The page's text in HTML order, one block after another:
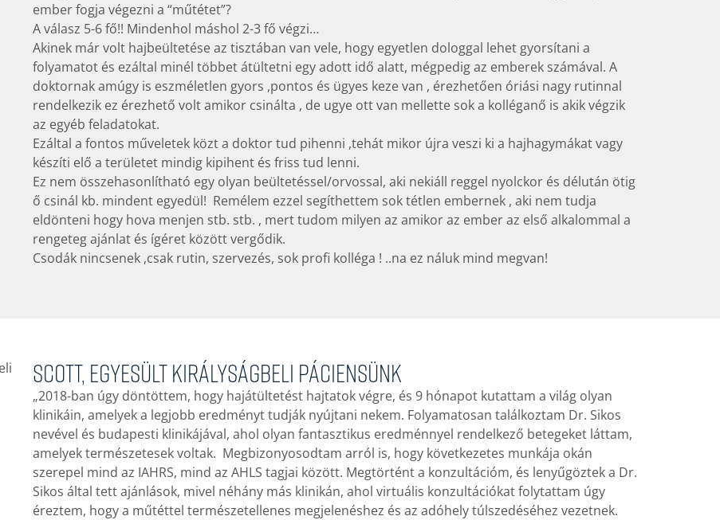
ember fogja végezni a “műtétet”?
A válasz 5-6 fő!! Mindenhol máshol 2-3 fő végzi…
Akinek már volt hajbeültetése az tisztában van vele, hogy egyetlen dologgal lehet gyorsítani a
folyamatot és ezáltal minél többet átültetni egy adott idő alatt, mégpedig az emberek számával. A
doktornak amúgy is eszméletlen gyors ,pontos és ügyes keze van , érezhetően óriási nagy rutinnal
rendelkezik ez érezhető volt amikor csinálta , de ugye ott van mellette sok a kolléganő is akik végzik
az egyéb feladatokat.
Ezáltal a fontos műveletek közt a doktor tud pihenni ,tehát mikor újra veszi ki a hajhagymákat vagy
készíti elő a területet mindig kipihent és friss tud lenni.
Ez nem összehasonlítható egy olyan beültetéssel/orvossal, aki nekiáll reggel nyolckor és délután ötig
ő csinál kb. mindent egyedül! Remélem ezzel segíthettem sok tétlen embernek , aki nem tudja
eldönteni hogy hova menjen stb. stb. , mert tudom milyen az amikor az ember az első alkalommal a
rengeteg ajánlat és ígéret között vergődik.
Csodák nincsenek ,csak rutin, szervezés, sok profi kolléga ! ..na ez náluk mind megvan!
Scott, Egyesült Királyságbeli páciensünk
„2018-ban úgy döntöttem, hogy hajátültetést hajtatok végre, és 9 hónapot kutattam a világ olyan
klinikáin, amelyek a legjobb eredményt tudják nyújtani nekem. Folyamatosan találkoztam Dr. Sikos
nevével és budapesti klinikájával, ahol olyan fantasztikus eredménnyel rendelkező betegeket láttam,
amelyek természetesek voltak. Megbizonyosodtam arról is, hogy következetes munkája okán
szerepel mind az IAHRS, mind az AHLS tagjai között. Megtörtént a konzultációm, és lenyűgöztek a Dr.
Sikos által tett ajánlások, mivel néhány más klinikán, ahol virtuális konzultációkat folytattam úgy
éreztem, hogy a műtéttel természetellenes megjelenéshez és az adóhely túlszedéséhez vezetnek.